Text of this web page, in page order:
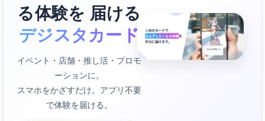
る体験を 届ける
デジスタカード
イベント・店舗・推し活・プロモ
ーションに。
スマホをかざすだけ。アプリ不要
で体験を届ける。